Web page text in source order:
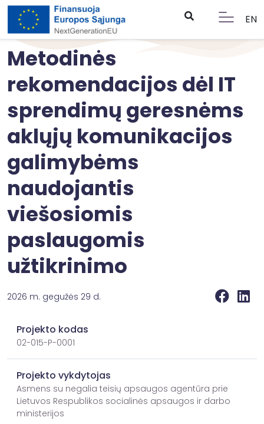
EN
Metodinės
rekomendacijos dėl IT
sprendimų geresnėms
aklųjų komunikacijos
galimybėms
naudojantis
viešosiomis
paslaugomis
užtikrinimo
2026 m. gegužės 29 d.
Projekto kodas
02-015-P-0001
Projekto vykdytojas
Asmens su negalia teisių apsaugos agentūra prie
Lietuvos Respublikos socialinės apsaugos ir darbo
ministerijos